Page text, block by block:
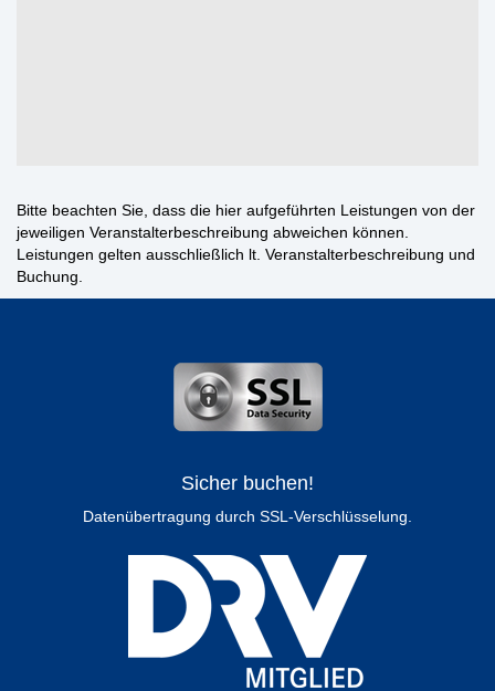
Bitte beachten Sie, dass die hier aufgeführten Leistungen von der
jeweiligen Veranstalterbeschreibung abweichen können.
Leistungen gelten ausschließlich lt. Veranstalterbeschreibung und
Buchung.
Sicher buchen!
Datenübertragung durch SSL-Verschlüsselung.